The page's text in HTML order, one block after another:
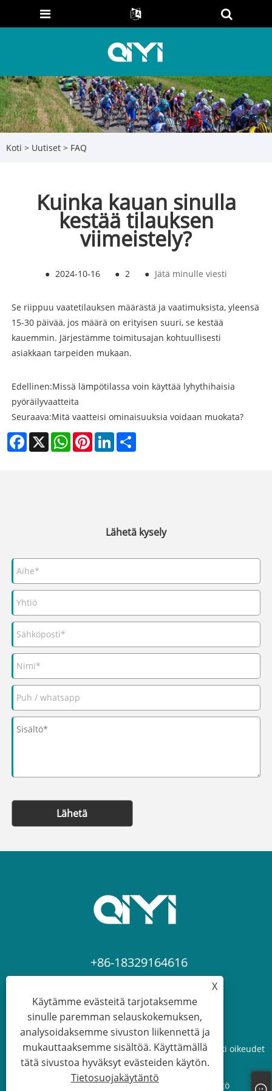
Koti > Uutiset > FAQ
Kuinka kauan sinulla
kestää tilauksen
viimeistely?
● 2024-10-16 ● 2 ● Jätä minulle viesti
Se riippuu vaatetilauksen määrästä ja vaatimuksista, yleensä
15-30 päivää, jos määrä on erityisen suuri, se kestää
kauemmin. Järjestämme toimitusajan kohtuullisesti
asiakkaan tarpeiden mukaan.
Edellinen:Missä lämpötilassa voin käyttää lyhythihaisia ​​
pyöräilyvaatteita
Seuraava:Mitä vaatteisi ominaisuuksia voidaan muokata?
Facebook
X WhatsAppPinterestLinkedIn
Lähetä kysely
Lähetä
+86-18329164616
Copyright © 2024 Ningbo QIYI Clothing Co., Ltd. Kaikki oikeudet
pidätetään.
Sitemap RSS XML Tietosuojakäytäntö
X
Käytämme evästeitä tarjotaksemme
sinulle paremman selauskokemuksen,
analysoidaksemme sivuston liikennettä ja
mukauttaaksemme sisältöä. Käyttämällä
tätä sivustoa hyväksyt evästeiden käytön.
Tietosuojakäytäntö